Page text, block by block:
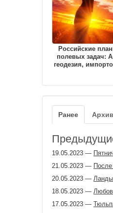
Российские
полевых задач:
геодезия,
Ранее Архив
19.05.2023 —
21.05.2023 —
20.05.2023 —
18.05.2023 —
17.05.2023 —